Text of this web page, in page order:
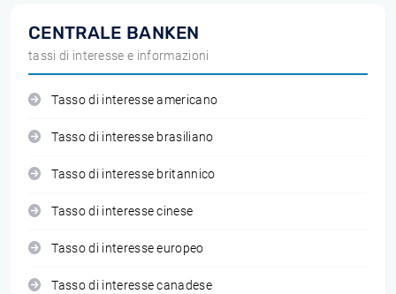
CENTRALE BANKEN
tassi di interesse e informazioni
Tasso di interesse americano
Tasso di interesse brasiliano
Tasso di interesse britannico
Tasso di interesse cinese
Tasso di interesse europeo
Tasso di interesse canadese